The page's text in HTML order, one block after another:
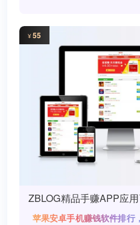
¥55
ZBLOG精品手赚APP应
苹果安卓手机赚钱软件排行